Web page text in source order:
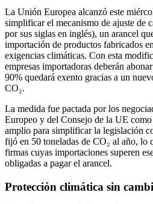
Compartir
La Unión Europea alcanzó este
simplificar el mecanismo de ajuste de
por sus siglas en inglés), un arancel
importación de productos fabricados
exigencias climáticas. Con esta
empresas importadoras deberán
90% quedará exento gracias a un
CO₂.
La medida fue pactada por los
Europeo y del Consejo de la UE como
amplio para simplificar la legislación
fijó en 50 toneladas de CO₂ al año, lo
firmas cuyas importaciones superen
obligadas a pagar el arancel.
Protección climática sin